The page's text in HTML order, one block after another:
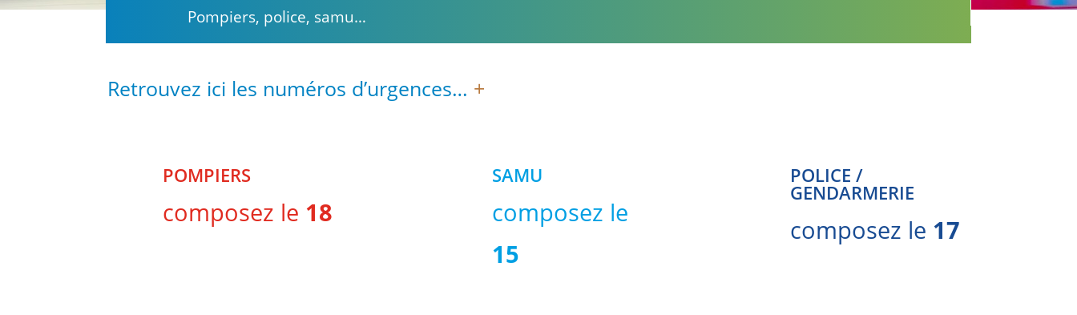
Pompiers, police, samu…
Retrouvez ici les numéros d’urgences… +
POMPIERS
composez le 18
SAMU
composez le
15
POLICE /
GENDARMERIE
composez le 17